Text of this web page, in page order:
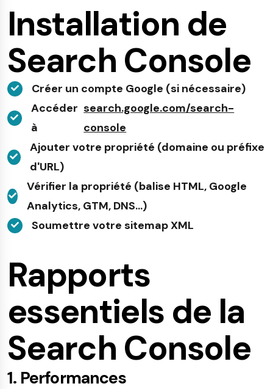
Installation de
Search Console
Créer un compte Google (si nécessaire)
Accéder
à
search.google.com/search-
console
Ajouter votre propriété (domaine ou préfixe
d'URL)
Vérifier la propriété (balise HTML, Google
Analytics, GTM, DNS...)
Soumettre votre sitemap XML
Rapports
essentiels de la
Search Console
1. Performances